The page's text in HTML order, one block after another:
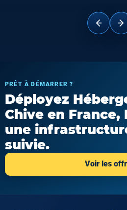
PRÊT À DÉMARRER ?
Déployez
Chive en France,
une
suivie.
Voir les